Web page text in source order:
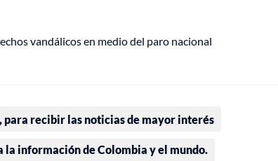
vandálicos en medio del paro nacional
para recibir las noticias de mayor interés
la información de Colombia y el mundo.